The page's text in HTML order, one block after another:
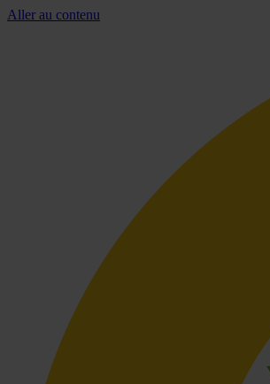
Aller au contenu